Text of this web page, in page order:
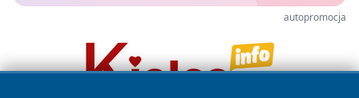
autopromocja